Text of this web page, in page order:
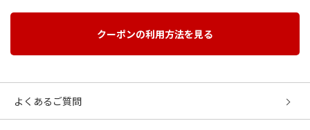
クーポンの利用方法を見る
よくあるご質問